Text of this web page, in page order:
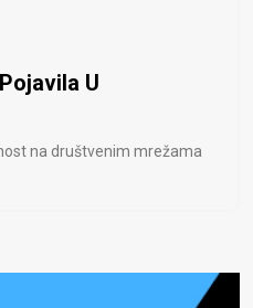
U
na društvenim mrežama